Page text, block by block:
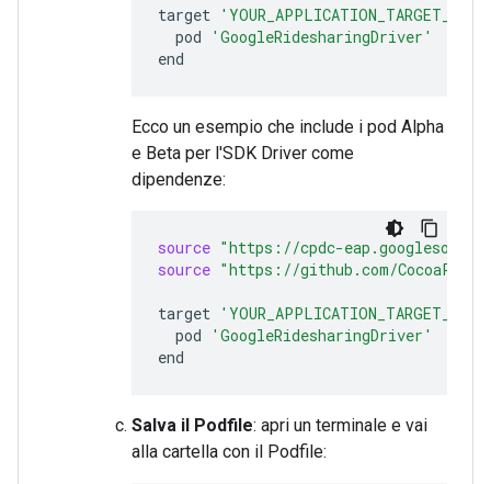
target
pod
'GoogleRidesharingDriver'
Ecco un esempio che include i pod Alpha
e Beta per l'SDK Driver come
dipendenze:
source "https://cpdc-
source "https://github.com/
target
pod
'GoogleRidesharingDriver'
Salva il Podfile: apri un terminale e vai
alla cartella con il Podfile: